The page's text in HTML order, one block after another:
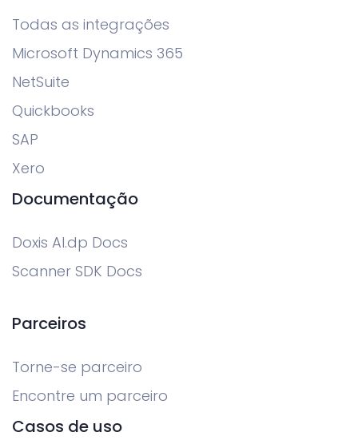
Todas as integrações
Microsoft Dynamics 365
NetSuite
Quickbooks
SAP
Xero
Documentação
Doxis AI.dp Docs
Scanner SDK Docs
Parceiros
Torne-se parceiro
Encontre um parceiro
Casos de uso